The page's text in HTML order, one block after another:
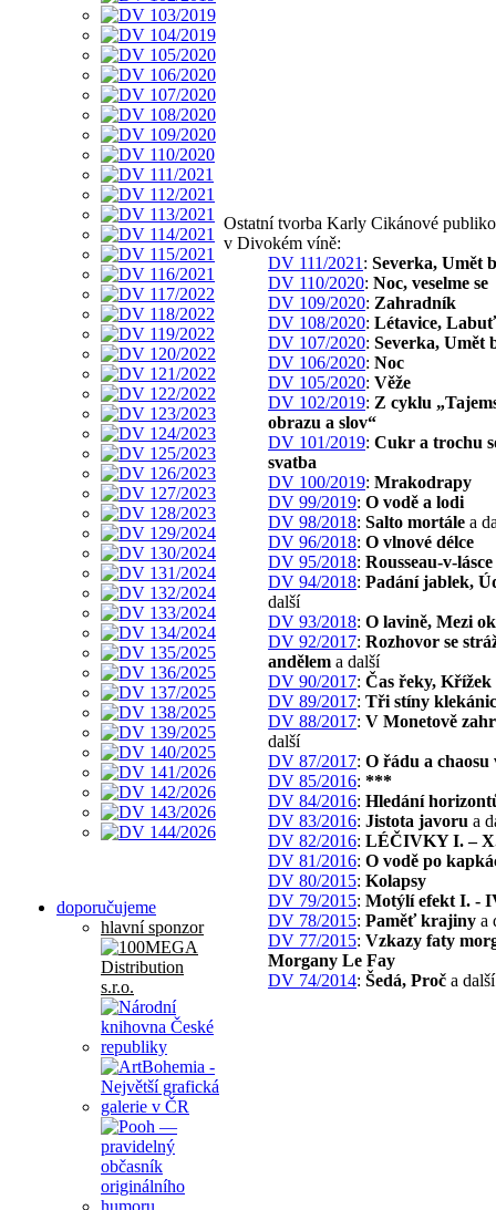
doporučujeme
hlavní sponzor
Ostatní tvorba Karly Cikánové
v Divokém víně:
DV 111/2021 : Severka, Umět
DV 110/2020: Noc, veselme se
DV 109/2020: Zahradník
DV 108/2020: Létavice, Labuť
DV 107/2020: Severka, Umět
DV 106/2020: Noc
DV 105/2020: Věže
DV 102/2019: Z cyklu
obrazu a slov“
DV 101/2019: Cukr a trochu
svatba
DV 100/2019: Mrakodrapy
DV 99/2019: O vodě a lodi
DV 98/2018: Salto mortále a
DV 96/2018: O vlnové délce
DV 95/2018: Rousseau-v-lásce
DV 94/2018: Padání jablek,
další
DV 93/2018: O lavině, Mezi
DV 92/2017: Rozhovor se
andělem a další
DV 90/2017: Čas řeky, Křížek
DV 89/2017: Tři stíny
DV 88/2017: V Monetově
další
DV 87/2017: O řádu a chaosu
DV 85/2016: ***
DV 84/2016: Hledání
DV 83/2016: Jistota javoru a
DV 82/2016: LÉČIVKY I. –
DV 81/2016: O vodě po
DV 80/2015: Kolapsy
DV 79/2015: Motýlí efekt I. -
DV 78/2015: Paměť krajiny a
DV 77/2015: Vzkazy faty
Morgany Le Fay
DV 74/2014: Šedá, Proč a další